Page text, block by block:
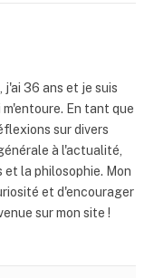
j'ai 36 ans et je suis
En tant que
sur divers
à l'actualité,
et la philosophie. Mon
et d'encourager
sur mon site !